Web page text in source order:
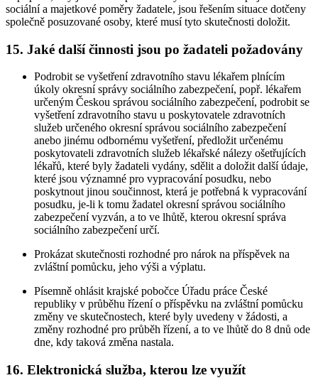
sociální a majetkové poměry žadatele, jsou řešením situace dotčeny
společně posuzované osoby, které musí tyto skutečnosti doložit.
15. Jaké další činnosti jsou po žadateli požadovány
Podrobit se vyšetření zdravotního stavu lékařem plnícím
úkoly okresní správy sociálního zabezpečení, popř. lékařem
určeným Českou správou sociálního zabezpečení, podrobit se
vyšetření zdravotního stavu u poskytovatele zdravotních
služeb určeného okresní správou sociálního zabezpečení
anebo jinému odbornému vyšetření, předložit určenému
poskytovateli zdravotních služeb lékařské nálezy ošetřujících
lékařů, které byly žadateli vydány, sdělit a doložit další údaje,
které jsou významné pro vypracování posudku, nebo
poskytnout jinou součinnost, která je potřebná k vypracování
posudku, je-li k tomu žadatel okresní správou sociálního
zabezpečení vyzván, a to ve lhůtě, kterou okresní správa
sociálního zabezpečení určí.
Prokázat skutečnosti rozhodné pro nárok na příspěvek na
zvláštní pomůcku, jeho výši a výplatu.
Písemně ohlásit krajské pobočce Úřadu práce České
republiky v průběhu řízení o příspěvku na zvláštní pomůcku
změny ve skutečnostech, které byly uvedeny v žádosti, a
změny rozhodné pro průběh řízení, a to ve lhůtě do 8 dnů ode
dne, kdy taková změna nastala.
16. Elektronická služba, kterou lze využít